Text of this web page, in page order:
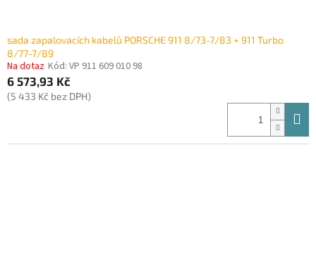
sada zapalovacích kabelů PORSCHE 911 8/73-7/83 + 911 Turbo
8/77-7/89
Na dotaz Kód: VP 911 609 010 98
6 573,93 Kč
(5 433 Kč bez DPH)